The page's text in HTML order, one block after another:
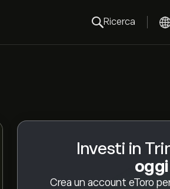
Ricerca
Investi in
oggi
Crea un account eToro